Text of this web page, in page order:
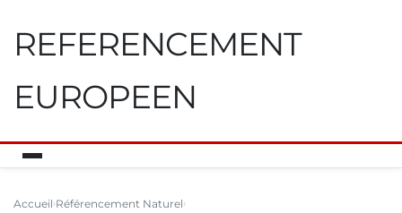
REFERENCEMENT
EUROPEEN
Accueil Référencement Naturel